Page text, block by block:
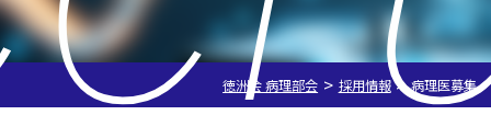
徳洲会 病理部会 > 採用情報 > 病理医募集